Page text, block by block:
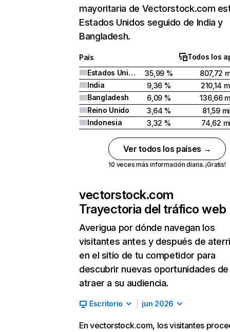
mayoritaria de Vectorstock.com
Estados Unidos seguido de India y
Bangladesh.
País
Todos los
Estados Unidos
35,99 %
807,72
India
9,36 %
210,14
Bangladesh
6,09 %
136,66
Reino Unido
3,64 %
81,59
Indonesia
3,32 % 74,62
Ver todos los países →
10 veces más información diaria. ¡Gratis!
vectorstock.com
Trayectoria del tráfico web
Averigua por dónde navegan los
visitantes antes y después de
en el sitio de tu competidor para
descubrir nuevas oportunidades de
atraer a su audiencia.
Escritorio jun 2026
En vectorstock.com, los visitantes